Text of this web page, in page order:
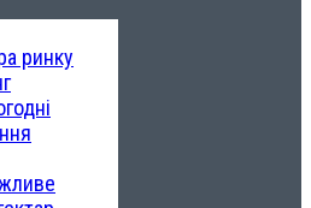
ринку